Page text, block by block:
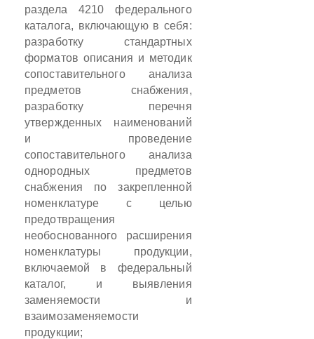
раздела 4210 федерального
каталога, включающую в себя:
разработку стандартных
форматов описания и методик
сопоставительного анализа
предметов снабжения,
разработку перечня
утвержденных наименований
и проведение
сопоставительного анализа
однородных предметов
снабжения по закрепленной
номенклатуре с целью
предотвращения
необоснованного расширения
номенклатуры продукции,
включаемой в федеральный
каталог, и выявления
заменяемости и
взаимозаменяемости
продукции;